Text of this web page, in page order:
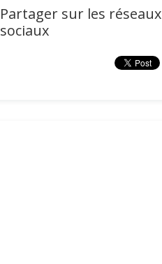
Partager sur les réseaux
sociaux